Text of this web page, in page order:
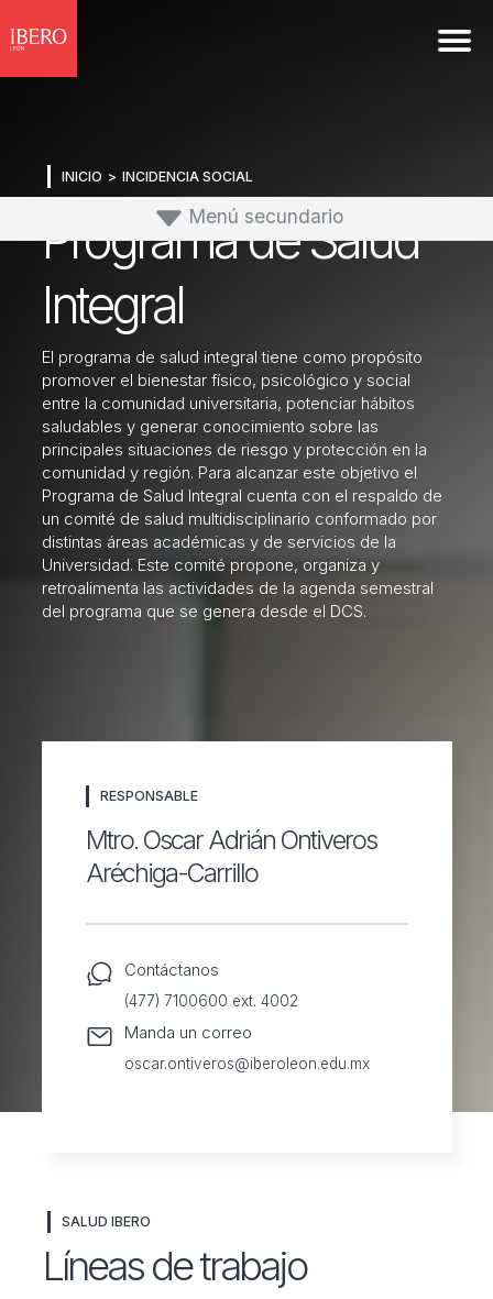
Menú secundario
Incidencia Social
P. de Estudios sobre Migración
P. de Género
P. de Salud Integral
P. Institucional de Sustentabilidad
INICIO INCIDENCIA SOCIAL
Programa de Salud
Integral
El programa de salud integral tiene como propósito
promover el bienestar físico, psicológico y social
entre la comunidad universitaria, potenciar hábitos
saludables y generar conocimiento sobre las
principales situaciones de riesgo y protección en la
comunidad y región. Para alcanzar este objetivo el
Programa de Salud Integral cuenta con el respaldo de
un comité de salud multidisciplinario conformado por
distintas áreas académicas y de servicios de la
Universidad. Este comité propone, organiza y
retroalimenta las actividades de la agenda semestral
del programa que se genera desde el DCS.
RESPONSABLE
Mtro. Oscar Adrián Ontiveros
Aréchiga-Carrillo
Contáctanos
(477) 7100600 ext. 4002
Manda un correo
oscar.ontiveros@iberoleon.edu.mx
SALUD IBERO
Líneas de trabajo